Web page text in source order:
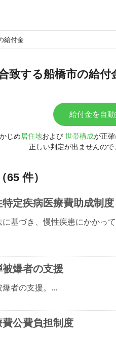
給付金
致する船橋市の給付
給付金を自動
じめ居住地および 世帯構成が正
正しい判定が出ませんので
件）
定疾病医療費助成制度
に基づき、慢性疾患にかかっ
被爆者の支援
爆者の支援。...
公費負担制度